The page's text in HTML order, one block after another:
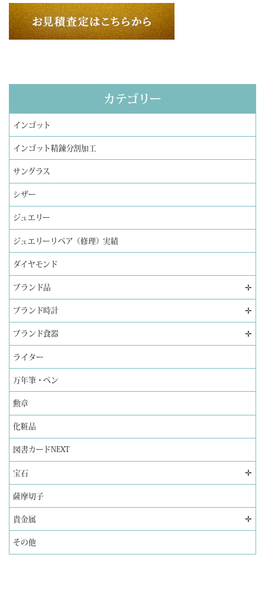
カテゴリー
インゴット
インゴット精錬分割加工
サングラス
シザー
ジュエリー
ジュエリーリペア（修理）実績
ダイヤモンド
ブランド品 ✛
ブランド時計 ✛
ブランド食器 ✛
ライター
万年筆・ペン
勲章
化粧品
図書カードNEXT
宝石 ✛
薩摩切子
貴金属 ✛
その他